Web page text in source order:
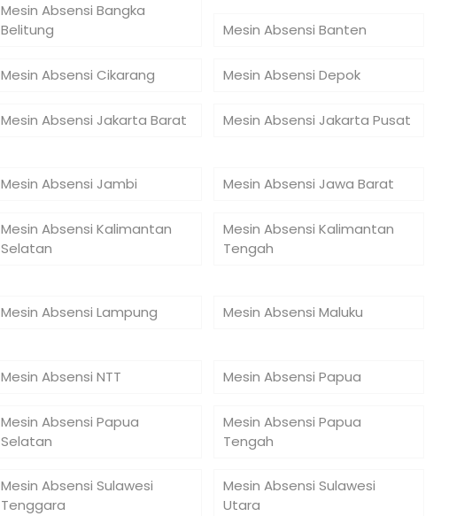
Mesin Absensi Bangka
Belitung
Mesin Absensi Banten
Mesin Absensi Cikarang Mesin Absensi Depok
Mesin Absensi Jakarta Barat Mesin Absensi Jakarta Pusat
Mesin Absensi Jambi Mesin Absensi Jawa Barat
Mesin Absensi Kalimantan
Selatan
Mesin Absensi Kalimantan
Tengah
Mesin Absensi Lampung Mesin Absensi Maluku
Mesin Absensi NTT Mesin Absensi Papua
Mesin Absensi Papua
Selatan
Mesin Absensi Papua
Tengah
Mesin Absensi Sulawesi
Tenggara
Mesin Absensi Sulawesi
Utara